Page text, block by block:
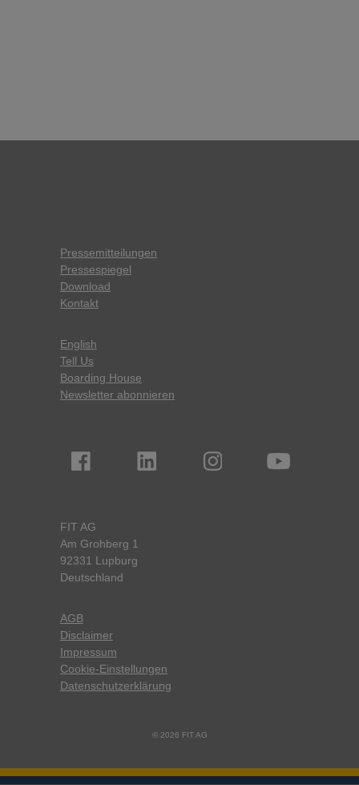
Pressemitteilungen
Pressespiegel
Download
Kontakt
English
Tell Us
Boarding House
Newsletter abonnieren
FIT AG
Am Grohberg 1
92331 Lupburg
Deutschland
AGB
Disclaimer
Impressum
Cookie-Einstellungen
Datenschutzerklärung
© 2026 FIT AG